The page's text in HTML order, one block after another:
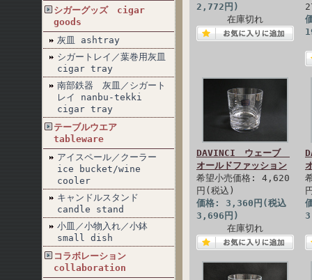
シガーグッズ cigar
goods
灰皿 ashtray
シガートレイ／葉巻用灰皿
cigar tray
南部鉄器 灰皿／シガート
レイ nanbu-tekki
cigar tray
テーブルウエア
tableware
アイスペール／クーラー
ice bucket/wine
cooler
キャンドルスタンド
candle stand
小皿／小物入れ／小鉢
small dish
コラボレーション
collaboration
2,772円)
在庫切れ
DAVINCI ウェーブ
オールドファッション
希望小売価格: 4,620
円(税込)
価格: 3,360円(税込
3,696円)
在庫切れ